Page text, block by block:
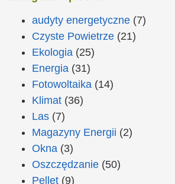
audyty energetyczne (7)
Czyste Powietrze (21)
Ekologia (25)
Energia (31)
Fotowoltaika (14)
Klimat (36)
Las (7)
Magazyny Energii (2)
Okna (3)
Oszczędzanie (50)
Pellet (9)